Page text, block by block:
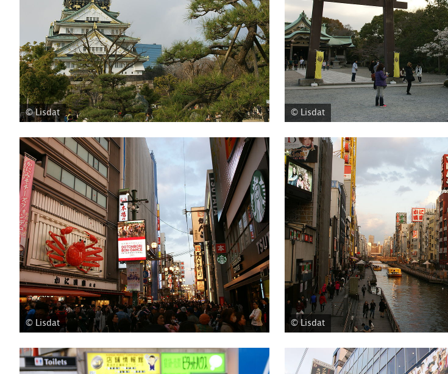
© Lisdat © Lisdat
© Lisdat © Lisdat